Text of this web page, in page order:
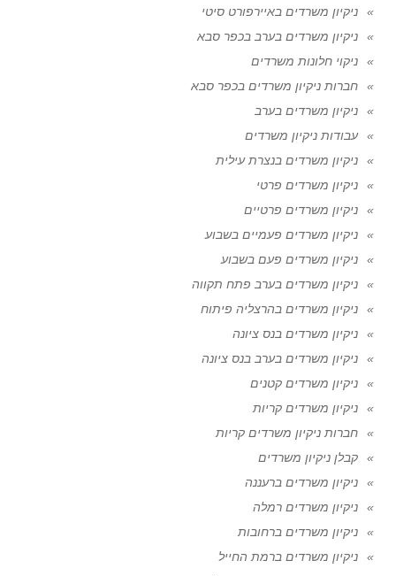
ניקיון משרדים באיירפורט סיטי
ניקיון משרדים בערב בכפר סבא
ניקוי חלונות משרדים
חברות ניקיון משרדים בכפר סבא
ניקיון משרדים בערב
עבודות ניקיון משרדים
ניקיון משרדים בנצרת עילית
ניקיון משרדים פרטי
ניקיון משרדים פרטיים
ניקיון משרדים פעמיים בשבוע
ניקיון משרדים פעם בשבוע
ניקיון משרדים בערב פתח תקווה
ניקיון משרדים בהרצליה פיתוח
ניקיון משרדים בנס ציונה
ניקיון משרדים בערב בנס ציונה
ניקיון משרדים קטנים
ניקיון משרדים קריות
חברות ניקיון משרדים קריות
קבלן ניקיון משרדים
ניקיון משרדים ברעננה
ניקיון משרדים רמלה
ניקיון משרדים ברחובות
ניקיון משרדים ברמת החייל